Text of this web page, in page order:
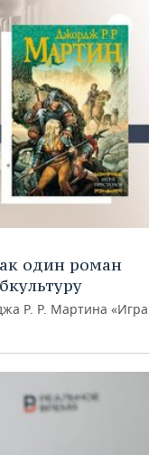
один роман
Р. Р. Мартина «Игра